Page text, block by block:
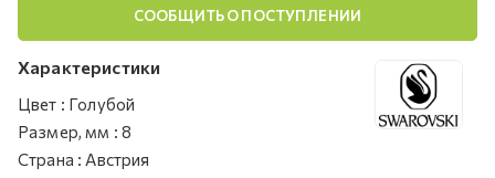
СООБЩИТЬ О ПОСТУПЛЕНИИ
Характеристики
Цвет : Голубой
Размер, мм : 8
Страна : Австрия